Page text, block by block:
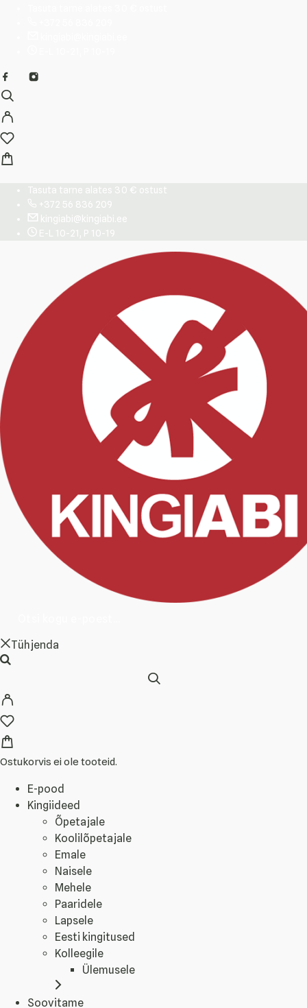
Tasuta tarne alates 30 € ostust
+372 56 836 209
kingiabi@kingiabi.ee
E-L 10-21, P 10-19
Tühjenda
Ostukorvis ei ole tooteid.
E-pood
Kingiideed
Õpetajale
Koolilõpetajale
Emale
Naisele
Mehele
Paaridele
Lapsele
Eesti kingitused
Kolleegile
Ülemusele
Soovitame